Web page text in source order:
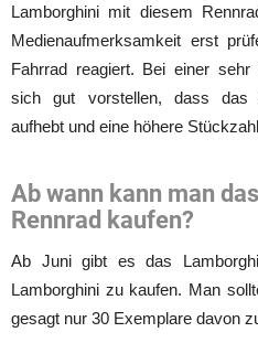
Lamborghini mit diesem
Medienaufmerksamkeit erst
Fahrrad reagiert. Bei einer
sich gut vorstellen, dass das
aufhebt und eine höhere
Ab wann kann man
Rennrad kaufen?
Ab Juni gibt es das
Lamborghini zu kaufen. Man
gesagt nur 30 Exemplare davon